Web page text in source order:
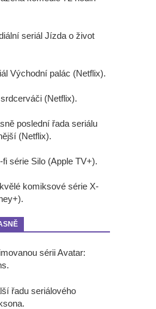
seriál Jízda o život
Východní palác (Netflix).
(Netflix).
poslední řada seriálu
(Netflix).
série Silo (Apple TV+).
komiksové série X-
sérii Avatar:
řadu seriálového